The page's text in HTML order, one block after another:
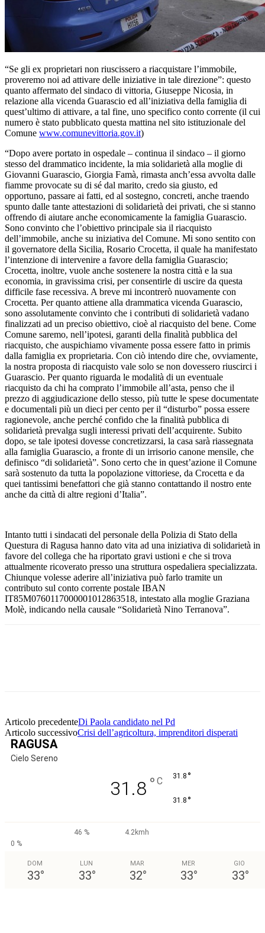
“Se gli ex proprietari non riuscissero a riacquistare l’immobile,
proveremo noi ad attivare delle iniziative in tale direzione”: questo
quanto affermato del sindaco di vittoria, Giuseppe Nicosia, in
relazione alla vicenda Guarascio ed all’iniziativa della famiglia di
quest’ultimo di attivare, a tal fine, uno specifico conto corrente (il cui
numero è stato pubblicato questa mattina nel sito istituzionale del
Comune www.comunevittoria.gov.it)
“Dopo avere portato in ospedale – continua il sindaco – il giorno
stesso del drammatico incidente, la mia solidarietà alla moglie di
Giovanni Guarascio, Giorgia Famà, rimasta anch’essa avvolta dalle
fiamme provocate su di sé dal marito, credo sia giusto, ed
opportuno, passare ai fatti, ed al sostegno, concreti, anche traendo
spunto dalle tante attestazioni di solidarietà dei privati, che si stanno
offrendo di aiutare anche economicamente la famiglia Guarascio.
Sono convinto che l’obiettivo principale sia il riacquisto
dell’immobile, anche su iniziativa del Comune. Mi sono sentito con
il governatore della Sicilia, Rosario Crocetta, il quale ha manifestato
l’intenzione di intervenire a favore della famiglia Guarascio;
Crocetta, inoltre, vuole anche sostenere la nostra città e la sua
economia, in gravissima crisi, per consentirle di uscire da questa
difficile fase recessiva. A breve mi incontrerò nuovamente con
Crocetta. Per quanto attiene alla drammatica vicenda Guarascio,
sono assolutamente convinto che i contributi di solidarietà vadano
finalizzati ad un preciso obiettivo, cioè al riacquisto del bene. Come
Comune saremo, nell’ipotesi, garanti della finalità pubblica del
riacquisto, che auspichiamo vivamente possa essere fatto in primis
dalla famiglia ex proprietaria. Con ciò intendo dire che, ovviamente,
la nostra proposta di riacquisto vale solo se non dovessero riuscirci i
Guarascio. Per quanto riguarda le modalità di un eventuale
riacquisto da chi ha comprato l’immobile all’asta, penso che il
prezzo di aggiudicazione dello stesso, più tutte le spese documentate
e documentali più un dieci per cento per il “disturbo” possa essere
ragionevole, anche perché confido che la finalità pubblica di
solidarietà prevalga sugli interessi privati dell’acquirente. Subito
dopo, se tale ipotesi dovesse concretizzarsi, la casa sarà riassegnata
alla famiglia Guarascio, a fronte di un irrisorio canone mensile, che
definisco “di solidarietà”. Sono certo che in quest’azione il Comune
sarà sostenuto da tutta la popolazione vittoriese, da Crocetta e da
quei tantissimi benefattori che già stanno contattando il nostro ente
anche da città di altre regioni d’Italia”.
Intanto tutti i sindacati del personale della Polizia di Stato della
Questura di Ragusa hanno dato vita ad una iniziativa di solidarietà in
favore del collega che ha riportato gravi ustioni e che si trova
attualmente ricoverato presso una struttura ospedaliera specializzata.
Chiunque volesse aderire all’iniziativa può farlo tramite un
contributo sul conto corrente postale IBAN
IT85M0760117000001012863518, intestato alla moglie Graziana
Molè, indicando nella causale “Solidarietà Nino Terranova”.
Articolo precedenteDi Paola candidato nel Pd
Articolo successivoCrisi dell’agricoltura, imprenditori disperati
RAGUSA
Cielo Sereno
31.8 ° C 31.8 °
31.8 °
46 %
4.2kmh
0 %
DOM
33°
LUN
33°
MAR
32°
MER
33°
GIO
33°